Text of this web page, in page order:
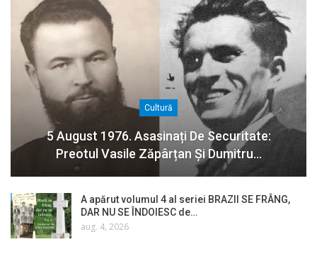
Cultură
5 August 1976. Asasinați De Securitate:
Preotul Vasile Zăpârțan Și Dumitru…
A apărut volumul 4 al seriei BRAZII SE FRÂNG,
DAR NU SE ÎNDOIESC de…
aug. 4, 2026